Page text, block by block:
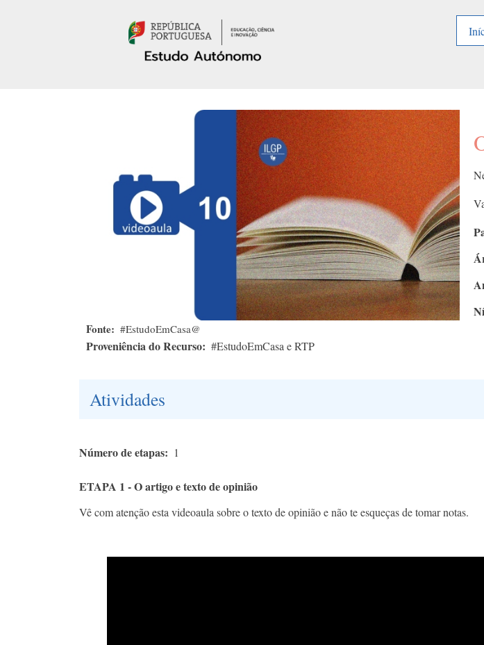
Fonte #EstudoEmCasa@
Proveniência do Recurso #EstudoEmCasa e RTP
Atividades
Número de etapas 1
ETAPA 1 - O artigo e texto de opinião
Vê com atenção esta videoaula sobre o texto de opinião e não te esqueças de tomar notas.